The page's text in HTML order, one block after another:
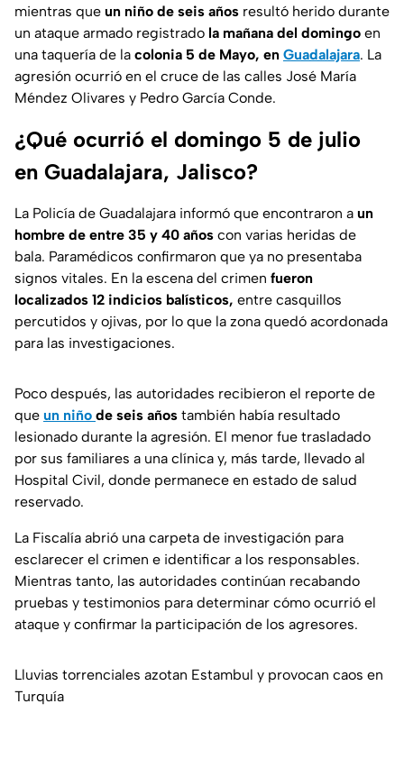
mientras que un niño de seis años resultó herido durante
un ataque armado registrado la mañana del domingo en
una taquería de la colonia 5 de Mayo, en Guadalajara. La
agresión ocurrió en el cruce de las calles José María
Méndez Olivares y Pedro García Conde.
¿Qué ocurrió el domingo 5 de julio
en Guadalajara, Jalisco?
La Policía de Guadalajara informó que encontraron a un
hombre de entre 35 y 40 años con varias heridas de
bala. Paramédicos confirmaron que ya no presentaba
signos vitales. En la escena del crimen fueron
localizados 12 indicios balísticos, entre casquillos
percutidos y ojivas, por lo que la zona quedó acordonada
para las investigaciones.
Poco después, las autoridades recibieron el reporte de
que un niño de seis años también había resultado
lesionado durante la agresión. El menor fue trasladado
por sus familiares a una clínica y, más tarde, llevado al
Hospital Civil, donde permanece en estado de salud
reservado.
La Fiscalía abrió una carpeta de investigación para
esclarecer el crimen e identificar a los responsables.
Mientras tanto, las autoridades continúan recabando
pruebas y testimonios para determinar cómo ocurrió el
ataque y confirmar la participación de los agresores.
Lluvias torrenciales azotan Estambul y provocan caos en
Turquía